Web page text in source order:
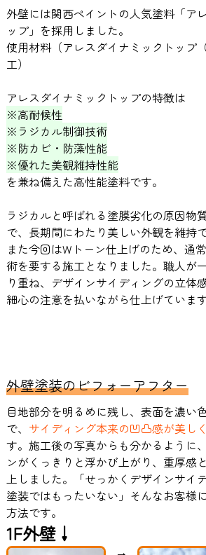
外壁には関西ペイントの人気塗料「ア
ップ」を採用しました。
使用材料（アレスダイナミックトップ
工）
アレスダイナミックトップの特徴は
※高耐候性
※ラジカル制御技術
※防カビ・防藻性能
※優れた美観維持性能
を兼ね備えた高性能塗料です。
ラジカルと呼ばれる塗膜劣化の原因物
で、長期間にわたり美しい外観を維持
また今回はWトーン仕上げのため、通
術を要する施工となりました。職人が
り重ね、デザインサイディングの立体
細心の注意を払いながら仕上げています
外壁塗装のビフォーアフター
目地部分を明るめに残し、表面を濃い
で、 サイディング本来の凹凸感が美し
す。施工後の写真からも分かるように
ンがくっきりと浮かび上がり、重厚感
上しました。「せっかくデザインサイ
塗装ではもったいない」そんなお客様
方法です。
1F外壁↓